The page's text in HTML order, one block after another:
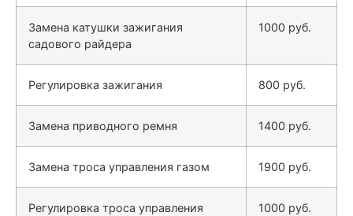
Замена катушки зажигания
садового райдера
1000 руб.
Регулировка зажигания 800 руб.
Замена приводного ремня 1400 руб.
Замена троса управления газом 1900 руб.
Регулировка троса управления
1000 руб.